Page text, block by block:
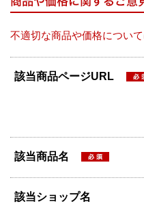
不適切な商品や価格につい
該当商品ページURL
該当商品名
該当ショップ名